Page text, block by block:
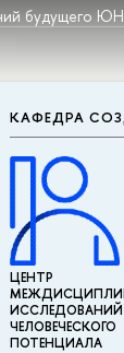
будущего
КАФЕДРА
ЦЕНТР
ИССЛЕДОВАНИЙ
ЧЕЛОВЕЧЕСКОГО
ПОТЕНЦИАЛА